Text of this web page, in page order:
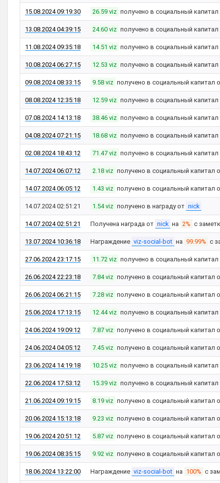
15.08.2024 09:19:30 26.59 viz получено в социальный
13.08.2024 04:39:15 24.60 viz получено в социальный
11.08.2024 09:35:18 14.51 viz получено в социальный
10.08.2024 06:27:15 12.53 viz получено в социальный
09.08.2024 08:33:15 9.58 viz получено в социальный капитал
08.08.2024 12:35:18 12.59 viz получено в социальный
07.08.2024 14:13:18 38.46 viz получено в социальный
04.08.2024 07:21:15 18.68 viz получено в социальный
02.08.2024 18:43:12 71.47 viz получено в социальный
14.07.2024 06:07:12 2.18 viz получено в социальный капитал
14.07.2024 06:05:12 1.43 viz получено в социальный капитал
14.07.2024 02:51:21 1.54 viz получено в награду от nick
14.07.2024 02:51:21 Получена награда от nick на 2% с
13.07.2024 10:36:18 Награждение viz-social-bot на 99.99% с
27.06.2024 23:17:15 11.72 viz получено в социальный
26.06.2024 22:23:18 7.84 viz получено в социальный капитал
26.06.2024 06:21:15 7.28 viz получено в социальный капитал
25.06.2024 17:13:15 12.44 viz получено в социальный
24.06.2024 19:09:12 7.87 viz получено в социальный капитал
24.06.2024 04:05:12 7.45 viz получено в социальный капитал
23.06.2024 14:19:18 10.25 viz получено в социальный
22.06.2024 17:53:12 15.39 viz получено в социальный
21.06.2024 09:19:15 8.19 viz получено в социальный капитал
20.06.2024 15:13:18 9.23 viz получено в социальный капитал
19.06.2024 20:51:12 5.87 viz получено в социальный капитал
19.06.2024 08:35:15 9.92 viz получено в социальный капитал
18.06.2024 13:22:00 Награждение viz-social-bot на 100% с